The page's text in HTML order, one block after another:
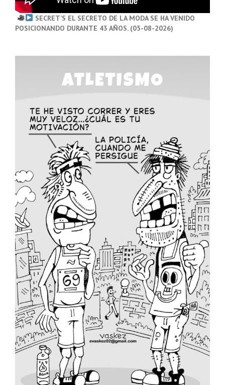
SECRET’S EL SECRETO DE LA MODA SE HA VENIDO
POSICIONANDO DURANTE 43 AÑOS. (05-08-2026)